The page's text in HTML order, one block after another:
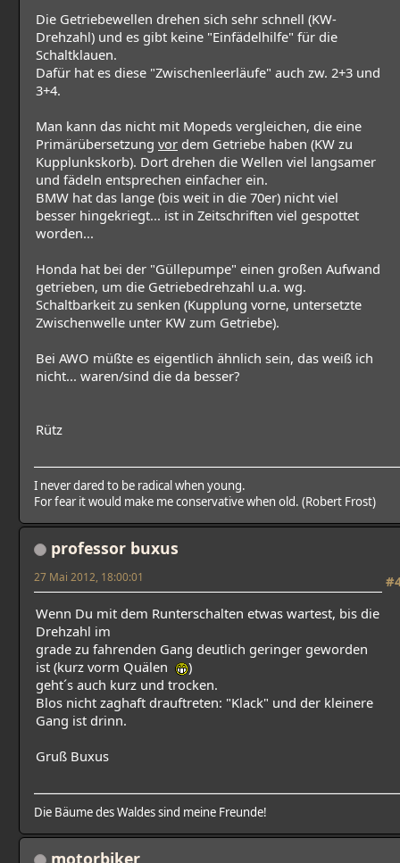
Die Getriebewellen drehen sich sehr schnell (KW-
Drehzahl) und es gibt keine "Einfädelhilfe" für die
Schaltklauen.
Dafür hat es diese "Zwischenleerläufe" auch zw. 2+3 und
3+4.
Man kann das nicht mit Mopeds vergleichen, die eine
Primärübersetzung vor dem Getriebe haben (KW zu
Kupplunkskorb). Dort drehen die Wellen viel langsamer
und fädeln entsprechen einfacher ein.
BMW hat das lange (bis weit in die 70er) nicht viel
besser hingekriegt... ist in Zeitschriften viel gespottet
worden...
Honda hat bei der "Güllepumpe" einen großen Aufwand
getrieben, um die Getriebedrehzahl u.a. wg.
Schaltbarkeit zu senken (Kupplung vorne, untersetzte
Zwischenwelle unter KW zum Getriebe).
Bei AWO müßte es eigentlich ähnlich sein, das weiß ich
nicht... waren/sind die da besser?
Rütz
I never dared to be radical when young.
For fear it would make me conservative when old. (Robert Frost)
professor buxus
27 Mai 2012, 18:00:01
Wenn Du mit dem Runterschalten etwas wartest, bis die
Drehzahl im
grade zu fahrenden Gang deutlich geringer geworden
ist (kurz vorm Quälen
)
geht´s auch kurz und trocken.
Blos nicht zaghaft drauftreten: "Klack" und der kleinere
Gang ist drinn.
Gruß Buxus
Die Bäume des Waldes sind meine Freunde!
motorbiker